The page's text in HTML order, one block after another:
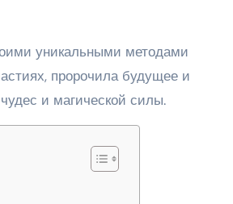
уникальными методами
пророчила будущее и
и магической силы.